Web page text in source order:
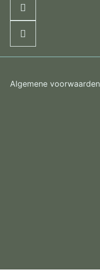
Algemene voorwaarden